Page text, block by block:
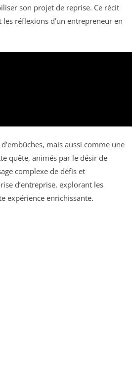
son projet de reprise. Ce récit
réflexions d’un entrepreneur en
mais aussi comme une
quête, animés par le désir de
complexe de défis et
d’entreprise, explorant les
expérience enrichissante.